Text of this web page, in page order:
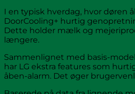
I en typisk hverdag, hvor døren
DoorCooling+ hurtig
Dette holder mælk og
længere.
Sammenlignet med basis-
har LG ekstra features som
åben-alarm. Det øger